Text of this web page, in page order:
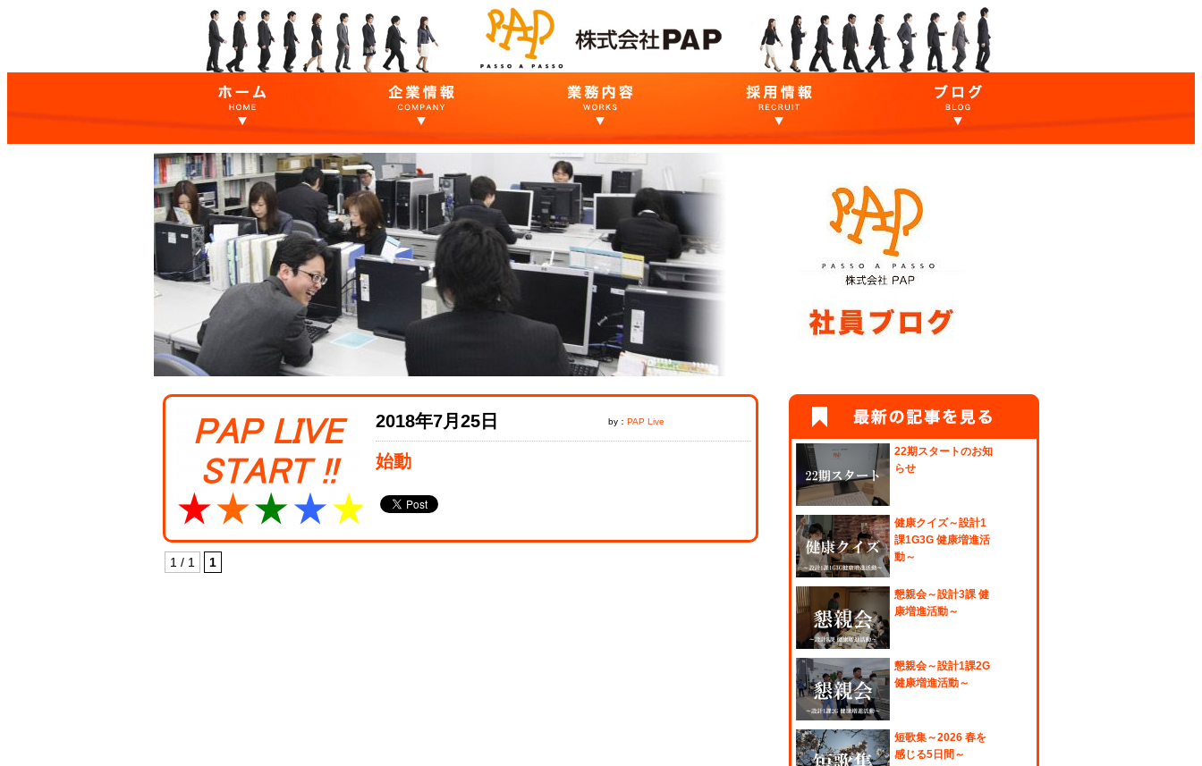
2018年7月25日 by： PAP Live
始動
1 / 1 1
22期スタートのお知
らせ
健康クイズ～設計1
課1G3G 健康増進活
動～
懇親会～設計3課 健
康増進活動～
懇親会～設計1課2G
健康増進活動～
短歌集～2026 春を
感じる5日間～